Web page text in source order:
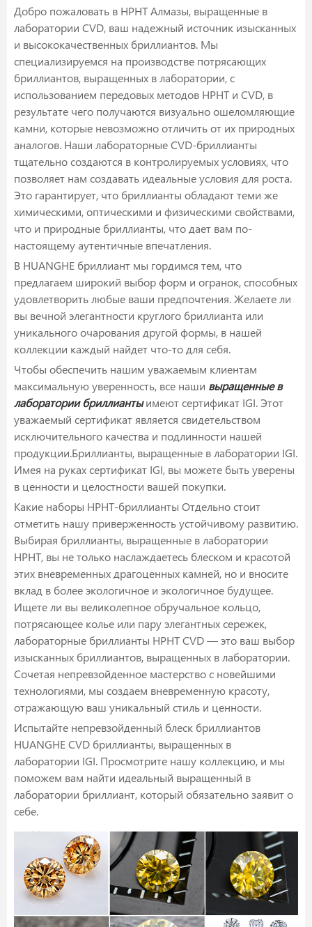
Добро пожаловать в HPHT Алмазы, выращенные в
лаборатории CVD, ваш надежный источник изысканных
и высококачественных бриллиантов. Мы
специализируемся на производстве потрясающих
бриллиантов, выращенных в лаборатории, с
использованием передовых методов HPHT и CVD, в
результате чего получаются визуально ошеломляющие
камни, которые невозможно отличить от их природных
аналогов. Наши лабораторные CVD-бриллианты
тщательно создаются в контролируемых условиях, что
позволяет нам создавать идеальные условия для роста.
Это гарантирует, что бриллианты обладают теми же
химическими, оптическими и физическими свойствами,
что и природные бриллианты, что дает вам по-
настоящему аутентичные впечатления.
В HUANGHE бриллиант мы гордимся тем, что
предлагаем широкий выбор форм и огранок, способных
удовлетворить любые ваши предпочтения. Желаете ли
вы вечной элегантности круглого бриллианта или
уникального очарования другой формы, в нашей
коллекции каждый найдет что-то для себя.
Чтобы обеспечить нашим уважаемым клиентам
максимальную уверенность, все наши выращенные в
лаборатории бриллиантыимеют сертификат IGI. Этот
уважаемый сертификат является свидетельством
исключительного качества и подлинности нашей
продукции.Бриллианты, выращенные в лаборатории IGI.
Имея на руках сертификат IGI, вы можете быть уверены
в ценности и целостности вашей покупки.
Какие наборы HPHT-бриллианты Отдельно стоит
отметить нашу приверженность устойчивому развитию.
Выбирая бриллианты, выращенные в лаборатории
HPHT, вы не только наслаждаетесь блеском и красотой
этих вневременных драгоценных камней, но и вносите
вклад в более экологичное и экологичное будущее.
Ищете ли вы великолепное обручальное кольцо,
потрясающее колье или пару элегантных сережек,
лабораторные бриллианты HPHT CVD — это ваш выбор
изысканных бриллиантов, выращенных в лаборатории.
Сочетая непревзойденное мастерство с новейшими
технологиями, мы создаем вневременную красоту,
отражающую ваш уникальный стиль и ценности.
Испытайте непревзойденный блеск бриллиантов
HUANGHE CVD бриллианты, выращенных в
лаборатории IGI. Просмотрите нашу коллекцию, и мы
поможем вам найти идеальный выращенный в
лаборатории бриллиант, который обязательно заявит о
себе.